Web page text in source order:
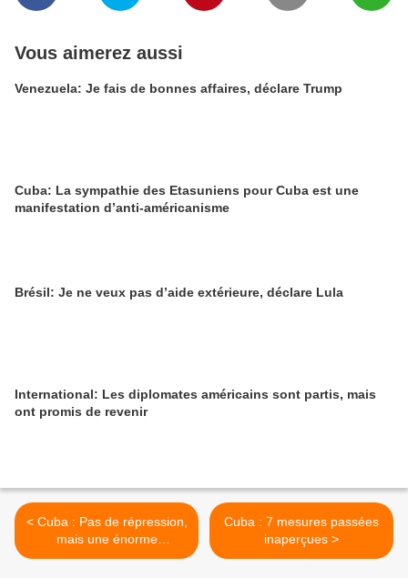
Vous aimerez aussi
Venezuela: Je fais de bonnes affaires, déclare Trump
Cuba: La sympathie des Etasuniens pour Cuba est une
manifestation d’anti-américanisme
Brésil: Je ne veux pas d’aide extérieure, déclare Lula
International: Les diplomates américains sont partis, mais
ont promis de revenir
< Cuba : Pas de répression,
mais une énorme
manipulation à Miami
Cuba : 7 mesures passées
inaperçues >